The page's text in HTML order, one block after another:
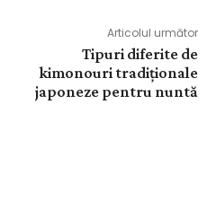
Articolul următor
Tipuri diferite de
kimonouri tradiționale
japoneze pentru nuntă